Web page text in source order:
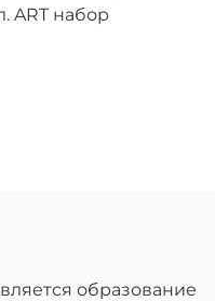
ART набор
образование